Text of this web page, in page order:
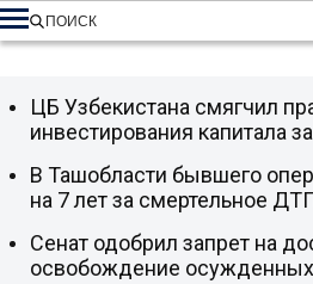
ПОИСК
ЦБ Узбекистана смягчил
инвестирования капитала
В Ташобласти бывшего
на 7 лет за смертельное
Сенат одобрил запрет на
освобождение